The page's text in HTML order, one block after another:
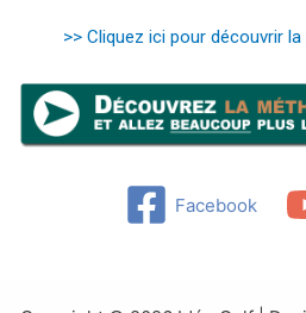
>> Cliquez ici pour découvrir
Facebook